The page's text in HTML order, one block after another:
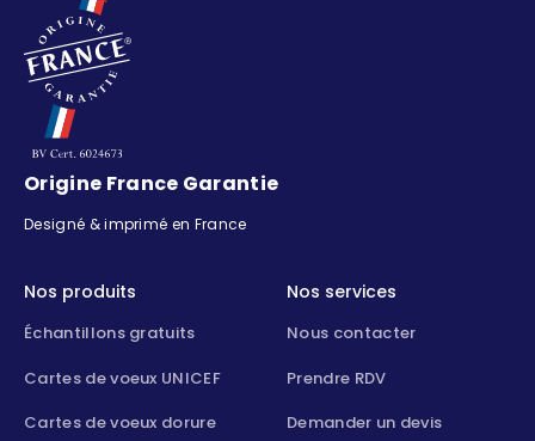
Origine France Garantie
Designé & imprimé en France
Nos produits
Échantillons gratuits
Cartes de voeux UNICEF
Cartes de voeux dorure
Nos services
Nous contacter
Prendre RDV
Demander un devis